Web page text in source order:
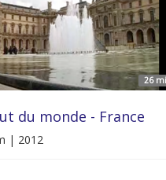
26
du monde - France
| 2012